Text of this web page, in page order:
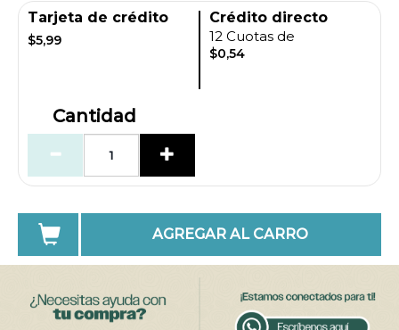
Tarjeta de crédito
$5,99
Crédito directo
12 Cuotas de
$0,54
Cantidad
AGREGAR AL CARRO